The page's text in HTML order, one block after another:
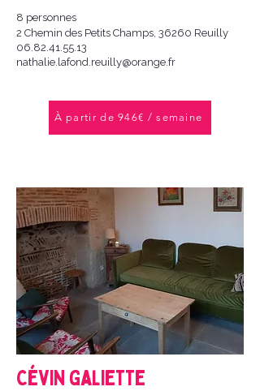
8 personnes
2 Chemin des Petits Champs, 36260 Reuilly
06.82.41.55.13
nathalie.lafond.reuilly@orange.fr
À partir de 946€ / semaine
Cévin Galiette